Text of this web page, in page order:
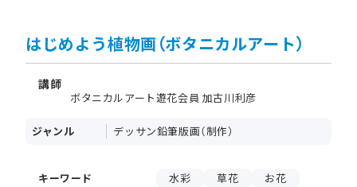
はじめよう植物画（ボタニカルアート）
講師
ボタニカルアート遊花会員 加古川利彦
ジャンル デッサン鉛筆版画（制作）
キーワード 水彩 草花
お花